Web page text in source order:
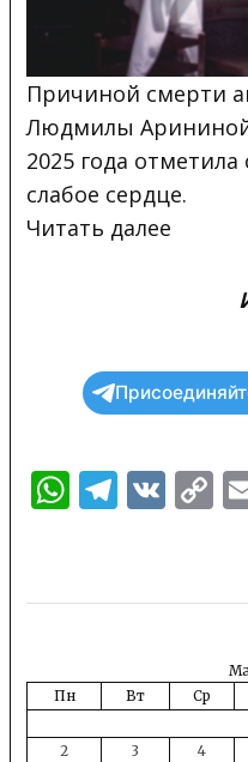
Причиной смерти
Людмилы
2025 года отметила
слабое сердце.
Читать далее
VK
Пн
Вт Ср
2
3 4